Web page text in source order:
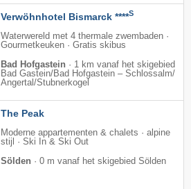
Verwöhnhotel Bismarck ****S
Waterwereld met 4 thermale zwembaden ·
Gourmetkeuken · Gratis skibus
Bad Hofgastein · 1 km vanaf het skigebied
Bad Gastein/​Bad Hofgastein – Schlossalm/​
Angertal/​Stubnerkogel
The Peak
Moderne appartementen & chalets · alpine
stijl · Ski In & Ski Out
Sölden · 0 m vanaf het skigebied Sölden